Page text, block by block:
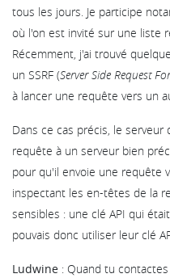
tous les jours. Je participe
où l'on est invité sur une liste
Récemment, j'ai trouvé
un SSRF (Server Side Request
à lancer une requête vers un
Dans ce cas précis, le serveur
requête à un serveur bien
pour qu'il envoie une requête
inspectant les en-têtes de la
sensibles : une clé API qui
pouvais donc utiliser leur clé
Ludwine : Quand tu